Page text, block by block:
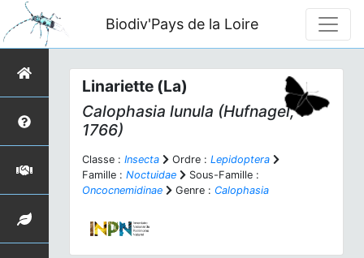
Biodiv'Pays de la Loire
Linariette (La)
Calophasia lunula (Hufnagel,
1766)
Classe : Insecta Ordre : Lepidoptera
Famille : Noctuidae
Sous-Famille :
Oncocnemidinae
Genre : Calophasia